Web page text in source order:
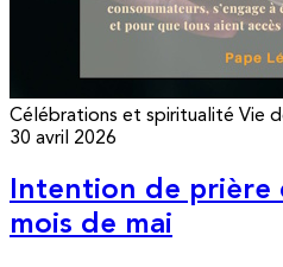
Célébrations et spiritualité Vie
30 avril 2026
Intention de prière
mois de mai